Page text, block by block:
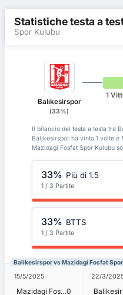
Statistiche testa a
Spor Kulubu
Balıkesirspor
(33%)
1
Il bilancio dei testa a testa tra
Balikesirspor ha vinto 1 volte
Mazidagi Fosfat Spor Kulubu
33% Più di 1.5
1 / 3 Partite
33% BTTS
1 / 3 Partite
Balikesirspor vs Mazidagi Fosfat
15/5/2025
Mazidagi Fosfat Spor Kulubu0
22/3/